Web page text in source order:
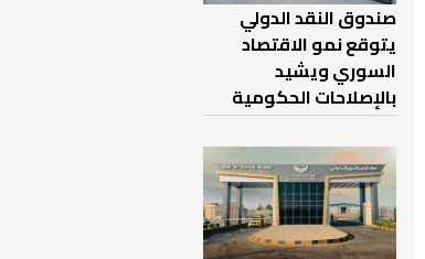
صندوق النقد الدولي
يتوقع نمو الاقتصاد
السوري ويشيد
بالإصلاحات الحكومية